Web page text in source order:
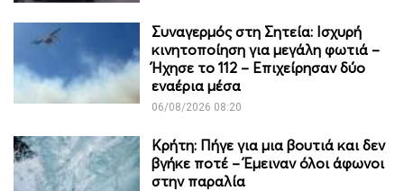
Συναγερμός στη Σητεία: Ισχυρή
κινητοποίηση για μεγάλη φωτιά –
Ήχησε το 112 – Επιχείρησαν δύο
εναέρια μέσα
06/08/2026 08:20
Κρήτη: Πήγε για μια βουτιά και δεν
βγήκε ποτέ – Έμειναν όλοι άφωνοι
στην παραλία